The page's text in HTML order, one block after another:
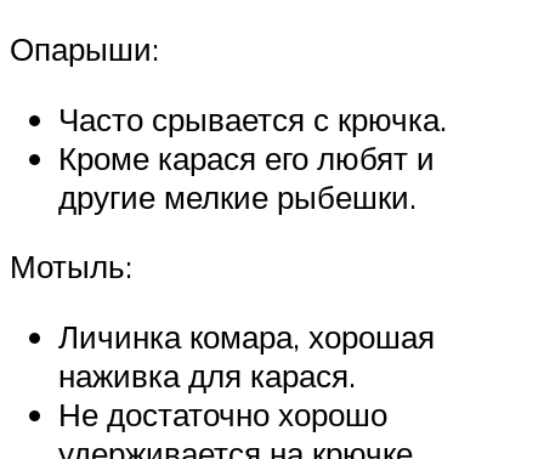
Опарыши:
Часто срывается с крючка.
Кроме карася его любят и
другие мелкие рыбешки.
Мотыль:
Личинка комара, хорошая
наживка для карася.
Не достаточно хорошо